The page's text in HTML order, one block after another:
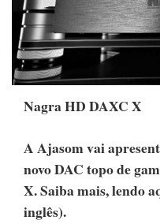
Nagra HD DAXC X
A Ajasom vai
novo DAC topo de
X. Saiba mais, lendo
inglês).